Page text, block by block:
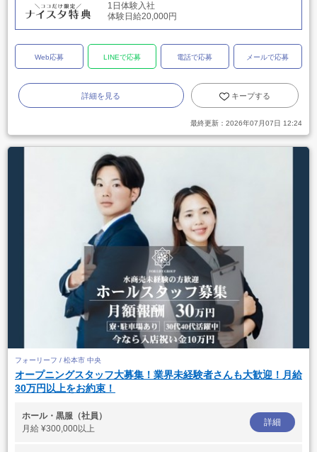
1日体験入社
体験日給20,000円
Web応募 LINEで応募 電話で応募 メールで応募
詳細を見る キープする
最終更新： 2026年07月07日 12:24
フォーリーフ / 松本市 中央
オープニングスタッフ大募集！業界未経験者さんも大歓迎！月給
30万円以上をお約束！
ホール・黒服（社員）
月給 ¥300,000以上
詳細